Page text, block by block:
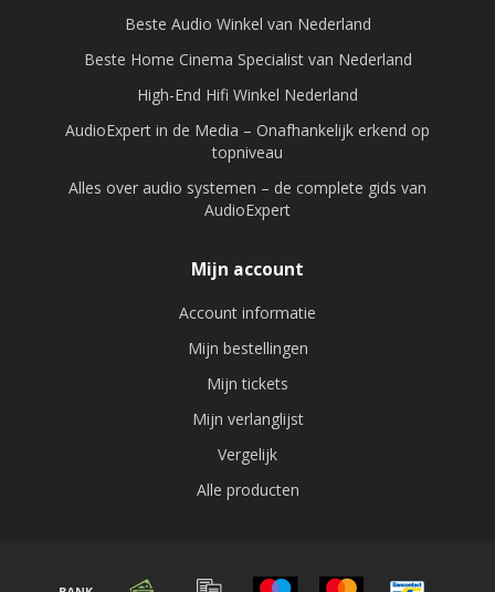
Beste Audio Winkel van Nederland
Beste Home Cinema Specialist van Nederland
High-End Hifi Winkel Nederland
AudioExpert in de Media – Onafhankelijk erkend op
topniveau
Alles over audio systemen – de complete gids van
AudioExpert
Mijn account
Account informatie
Mijn bestellingen
Mijn tickets
Mijn verlanglijst
Vergelijk
Alle producten